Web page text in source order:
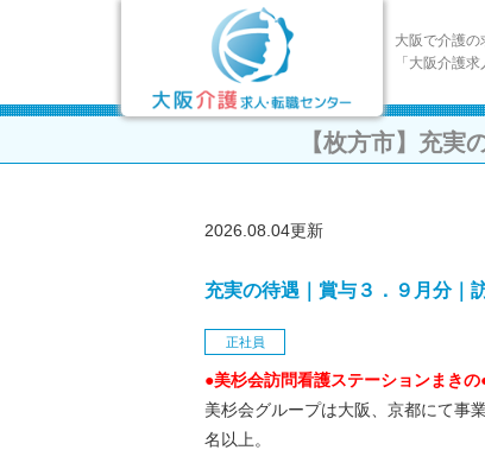
大阪で介護の
「大阪介護
【枚方市】充実
2026.08.04更新
充実の待遇｜賞与３．９月分｜
正社員
●美杉会訪問看護ステーションまきの
美杉会グループは大阪、京都にて事
名以上。